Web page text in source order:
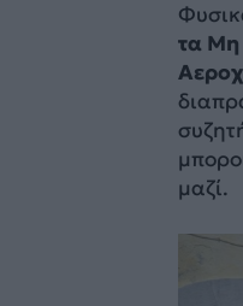
τα Μη
μαζί.